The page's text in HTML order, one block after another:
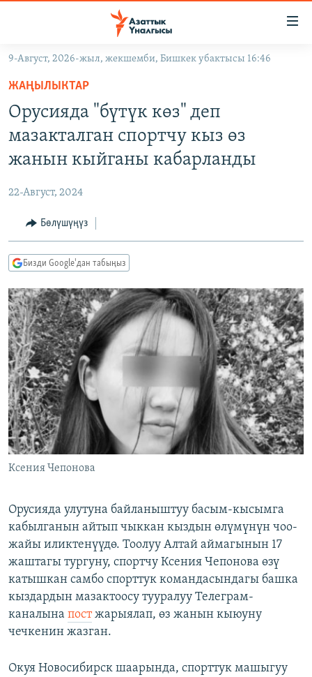
Навигацияга
өтүңүз
Издөөгө
салыңызКЫРГЫЗСТАН
МАДАНИЯТ
ДҮЙНӨ
ТВ ПРОГРАММАЛАР
БҮГҮН АЗАТТЫКТА
ДАНИСТЕ
ЭЖЕ-СИҢДИЛЕР
АЗАТТЫК+
ЫҢГАЙСЫЗ СУРООЛОР
ПОДКАСТ
Русский
ОНЛАЙН ШЕРИНЕ
ЭЕ/АРнун бардык сайттары
9-Август, 2026-жыл, жекшемби, Бишкек убактысы 16:46
ЖАҢЫЛЫКТАР
Орусияда "бүтүк көз" деп
мазакталган спортчу кыз өз
жанын кыйганы кабарланды
22-Август, 2024
Бөлүшүңүз
Бизди Google'дан табыңыз
Ксения Чепонова
Орусияда улутуна байланыштуу басым-кысымга
кабылганын айтып чыккан кыздын өлүмүнүн чоо-
жайы иликтенүүдө. Тоолуу Алтай аймагынын 17
жаштагы тургуну, спортчу Ксения Чепонова өзү
катышкан самбо спорттук командасындагы башка
кыздардын мазактоосу тууралуу Телеграм-
каналына постжарыялап, өз жанын кыюуну
чечкенин жазган.
Окуя Новосибирск шаарында, спорттук машыгуу